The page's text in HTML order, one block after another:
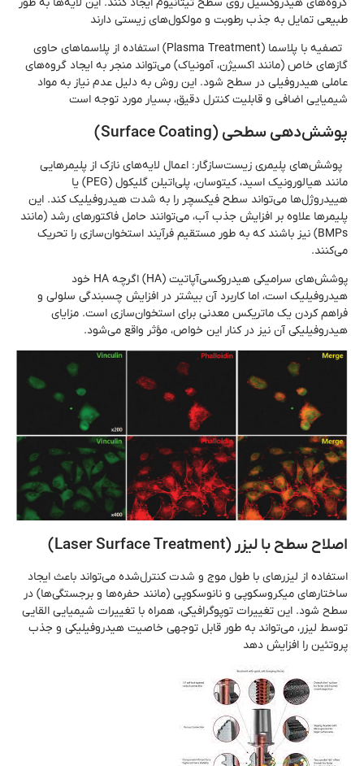
طبیعی تمایل به جذب رطوبت و مولکول‌های زیستی دارند
تصفیه با پلاسما (Plasma Treatment) استفاده از پلاسماهای حاوی
گازهای خاص (مانند اکسیژن، آمونیاک) می‌تواند منجر به ایجاد گروه‌های
عاملی هیدروفیلی در سطح شود. این روش به دلیل عدم نیاز به مواد
شیمیایی اضافی و قابلیت کنترل دقیق، بسیار مورد توجه است
پوشش‌دهی سطحی (Surface Coating)
پوشش‌های پلیمری زیست‌سازگار: اعمال لایه‌های نازک از پلیمرهایی
مانند هیالورونیک اسید، کیتوسان، پلی‌اتیلن گلیکول (PEG) یا
هییدروژل‌ها می‌تواند سطح فیکسچر را به شدت هیدروفیلیک کند. این
پلیمرها علاوه بر افزایش جذب آب، می‌توانند حامل فاکتورهای رشد (مانند
BMPs) نیز باشند که به طور مستقیم فرآیند استخوان‌سازی را تحریک
می‌کنند.
پوشش‌های سرامیکی هیدروکسی‌آپاتیت (HA) اگرچه HA خود
هیدروفیلیک است، اما کاربرد آن بیشتر در افزایش چسبندگی سلولی و
فراهم کردن یک ماتریکس معدنی برای استخوان‌سازی است. مزایای
هیدروفیلیکی آن نیز در کنار این خواص، مؤثر واقع می‌شود.
اصلاح سطح با لیزر (Laser Surface Treatment)
استفاده از لیزرهای با طول موج و شدت کنترل‌شده می‌تواند باعث ایجاد
ساختارهای میکروسکوپی و نانوسکوپی (مانند حفره‌ها و برجستگی‌ها) در
سطح شود. این تغییرات توپوگرافیکی، همراه با تغییرات شیمیایی القایی
توسط لیزر، می‌تواند به طور قابل توجهی خاصیت هیدروفیلیکی و جذب
پروتئین را افزایش دهد